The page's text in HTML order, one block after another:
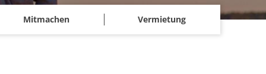
Mitmachen Vermietung